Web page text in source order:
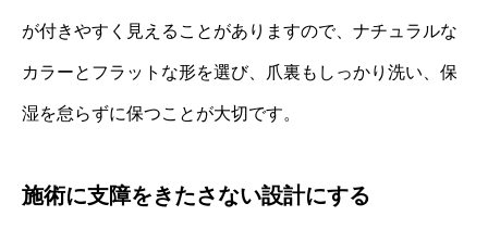
が付きやすく見えることがありますので、ナチュラルな
カラーとフラットな形を選び、爪裏もしっかり洗い、保
湿を怠らずに保つことが大切です。
施術に支障をきたさない設計にする